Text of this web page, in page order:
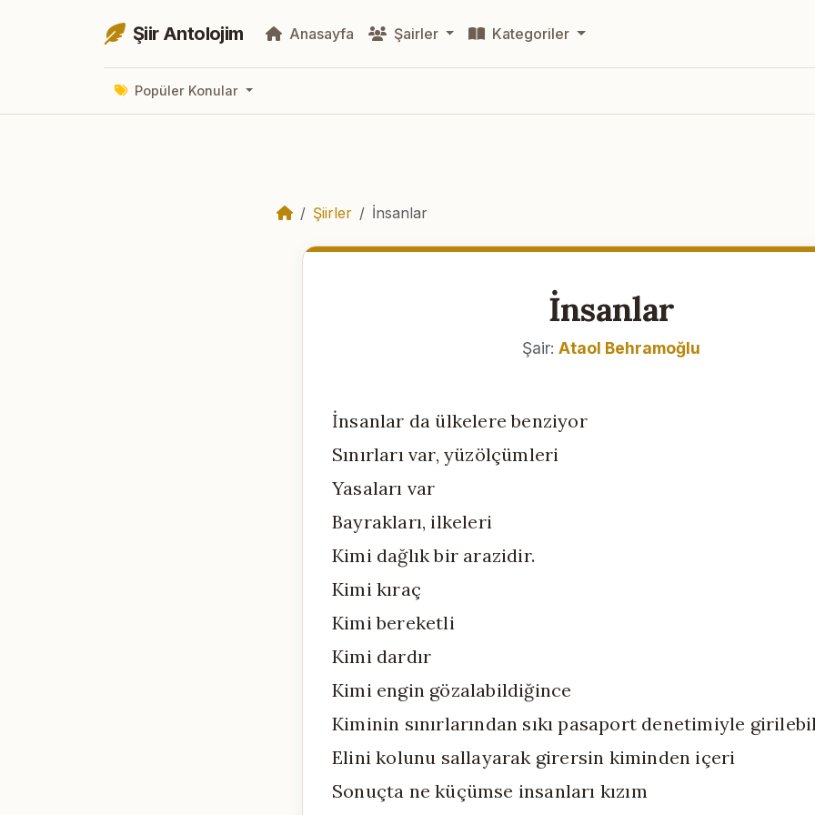
Şiir Antolojim Anasayfa Şairler Kategoriler
Popüler Konular
Şiirler İnsanlar
İnsanlar
Şair: Ataol Behramoğlu
İnsanlar da ülkelere benziyor
Sınırları var, yüzölçümleri
Yasaları var
Bayrakları, ilkeleri
Kimi dağlık bir arazidir.
Kimi kıraç
Kimi bereketli
Kimi dardır
Kimi engin gözalabildiğince
Kiminin sınırlarından sıkı pasaport denetimiyle
Elini kolunu sallayarak girersin kiminden içeri
Sonuçta ne küçümse insanları kızım